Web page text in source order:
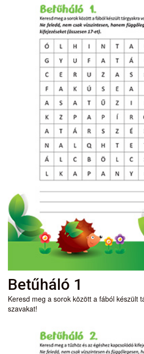
Betűháló 1
Keresd meg a sorok között a fából készült
szavakat!